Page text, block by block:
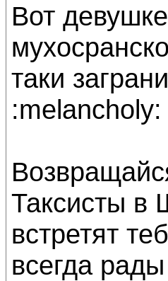
Вот
таки
Таксисты в
встретят
всегда